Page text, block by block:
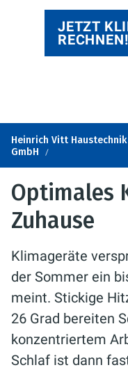
JETZT
RECHNEN!
Heinrich Vitt Haustechnik
GmbH
Optimales
Zuhause
Klimageräte
der Sommer ein
meint. Stickige
26 Grad bereiten
konzentriertem
Schlaf ist dann